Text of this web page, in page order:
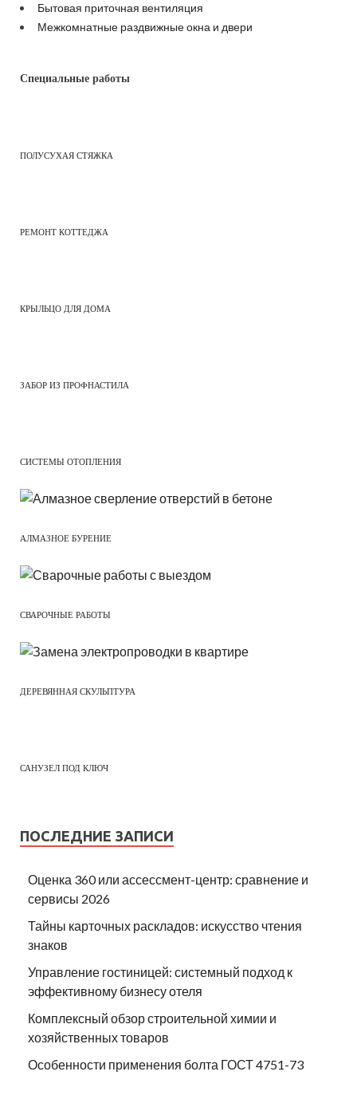
Бытовая приточная вентиляция
Межкомнатные раздвижные окна и двери
Специальные работы
ПОЛУСУХАЯ СТЯЖКА
РЕМОНТ КОТТЕДЖА
КРЫЛЬЦО ДЛЯ ДОМА
ЗАБОР ИЗ ПРОФНАСТИЛА
СИСТЕМЫ ОТОПЛЕНИЯ
АЛМАЗНОЕ БУРЕНИЕ
СВАРОЧНЫЕ РАБОТЫ
ДЕРЕВЯННАЯ СКУЛЬПТУРА
САНУЗЕЛ ПОД КЛЮЧ
ПОСЛЕДНИЕ ЗАПИСИ
Оценка 360 или ассессмент-центр: сравнение и
сервисы 2026
Тайны карточных раскладов: искусство чтения
знаков
Управление гостиницей: системный подход к
эффективному бизнесу отеля
Комплексный обзор строительной химии и
хозяйственных товаров
Особенности применения болта ГОСТ 4751-73